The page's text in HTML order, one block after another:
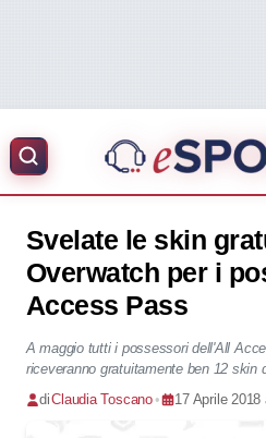
Svelate le skin
Overwatch per i
Access Pass
A maggio tutti i possessori dell'All
riceveranno gratuitamente ben 12 skin
diClaudia Toscano • 17 Aprile 2018